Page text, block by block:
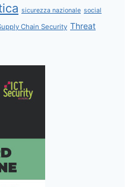
sicurezza nazionale social
Chain Security Threat